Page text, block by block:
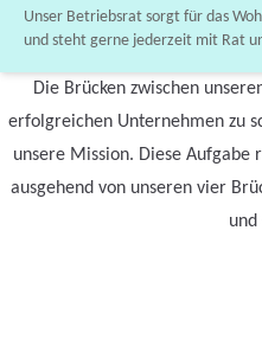
Unser Betriebsrat sorgt für das
und steht gerne jederzeit mit Rat
Die Brücken zwischen
erfolgreichen Unternehmen zu
unsere Mission. Diese
ausgehend von unseren vier
und